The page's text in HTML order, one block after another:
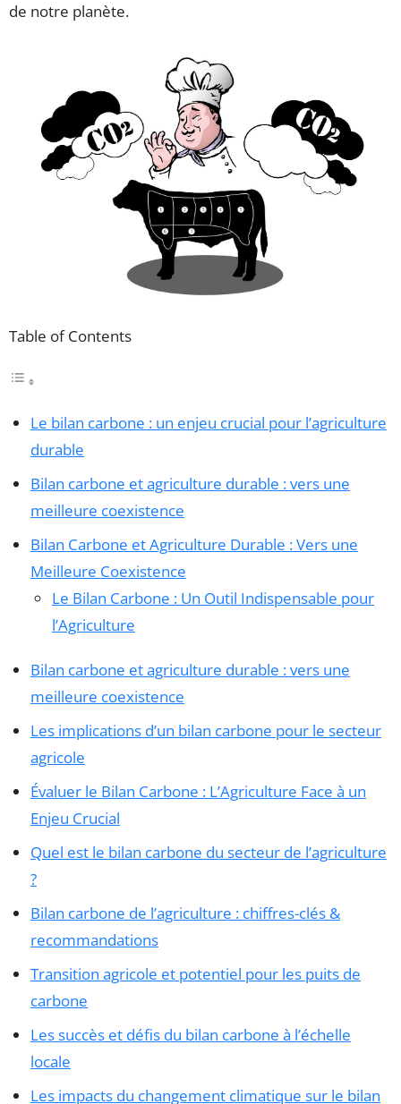
de notre planète.
Table of Contents
Le bilan carbone : un enjeu crucial pour l’agriculture
durable
Bilan carbone et agriculture durable : vers une
meilleure coexistence
Bilan Carbone et Agriculture Durable : Vers une
Meilleure Coexistence
Le Bilan Carbone : Un Outil Indispensable pour
l’Agriculture
Bilan carbone et agriculture durable : vers une
meilleure coexistence
Les implications d’un bilan carbone pour le secteur
agricole
Évaluer le Bilan Carbone : L’Agriculture Face à un
Enjeu Crucial
Quel est le bilan carbone du secteur de l’agriculture
?
Bilan carbone de l’agriculture : chiffres-clés &
recommandations
Transition agricole et potentiel pour les puits de
carbone
Les succès et défis du bilan carbone à l’échelle
locale
Les impacts du changement climatique sur le bilan